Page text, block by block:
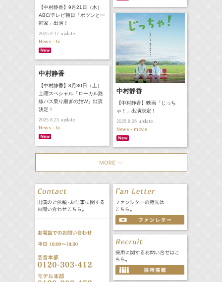
【中村静香】9月21日（木）
ABC/テレビ朝日「ポツンと一
軒家」出演！
2025.9.17update
News - tv
中村静香
【中村静香】映画「じっち
ゃ！」出演決定！
2025.8.26update
News - movie
中村静香
【中村静香】8月30日（土）
土曜スペシャル「ローカル路
線バス乗り継ぎの旅W」出演
決定！
2025.8.23update
News - tv